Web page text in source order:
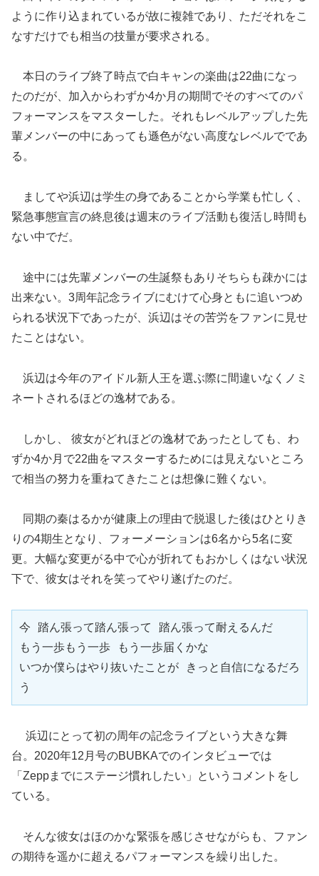
ように作り込まれているが故に複雑であり、ただそれをこ
なすだけでも相当の技量が要求される。
本日のライブ終了時点で白キャンの楽曲は22曲になっ
たのだが、加入からわずか4か月の期間でそのすべてのパ
フォーマンスをマスターした。それもレベルアップした先
輩メンバーの中にあっても遜色がない高度なレベルでであ
る。
ましてや浜辺は学生の身であることから学業も忙しく、
緊急事態宣言の終息後は週末のライブ活動も復活し時間も
ない中でだ。
途中には先輩メンバーの生誕祭もありそちらも疎かには
出来ない。3周年記念ライブにむけて心身ともに追いつめ
られる状況下であったが、浜辺はその苦労をファンに見せ
たことはない。
浜辺は今年のアイドル新人王を選ぶ際に間違いなくノミ
ネートされるほどの逸材である。
しかし、 彼女がどれほどの逸材であったとしても、わ
ずか4か月で22曲をマスターするためには見えないところ
で相当の努力を重ねてきたことは想像に難くない。
同期の秦はるかが健康上の理由で脱退した後はひとりき
りの4期生となり、フォーメーションは6名から5名に変
更。大幅な変更がる中で心が折れてもおかしくはない状況
下で、彼女はそれを笑ってやり遂げたのだ。
今 踏ん張って踏ん張って 踏ん張って耐えるんだ
もう一歩もう一歩 もう一歩届くかな
いつか僕らはやり抜いたことが きっと自信になるだろ
う
浜辺にとって初の周年の記念ライブという大きな舞
台。2020年12月号のBUBKAでのインタビューでは
「Zeppまでにステージ慣れしたい」というコメントをし
ている。
そんな彼女はほのかな緊張を感じさせながらも、ファン
の期待を遥かに超えるパフォーマンスを繰り出した。